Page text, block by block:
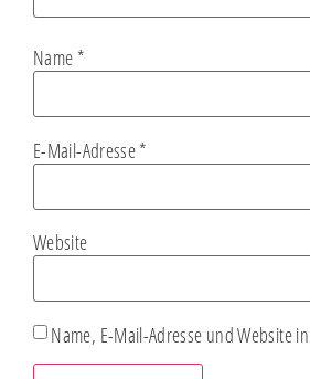
Name *
E-Mail-Adresse*
Website
Name, E-Mail-Adresse und Website